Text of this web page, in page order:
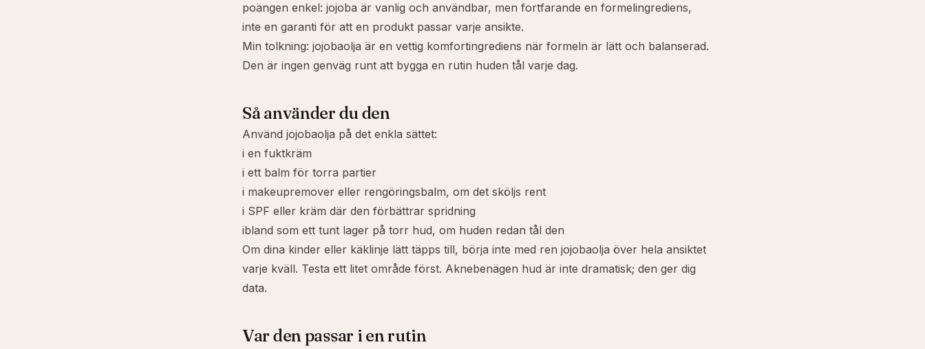
poängen enkel: jojoba är vanlig och användbar, men fortfarande en formelingrediens,
inte en garanti för att en produkt passar varje ansikte.
Min tolkning: jojobaolja är en vettig komfortingrediens när formeln är lätt och balanserad.
Den är ingen genväg runt att bygga en rutin huden tål varje dag.
Så använder du den
Använd jojobaolja på det enkla sättet:
i en fuktkräm
i ett balm för torra partier
i makeupremover eller rengöringsbalm, om det sköljs rent
i SPF eller kräm där den förbättrar spridning
ibland som ett tunt lager på torr hud, om huden redan tål den
Om dina kinder eller käklinje lätt täpps till, börja inte med ren jojobaolja över hela ansiktet
varje kväll. Testa ett litet område först. Aknebenägen hud är inte dramatisk; den ger dig
data.
Var den passar i en rutin